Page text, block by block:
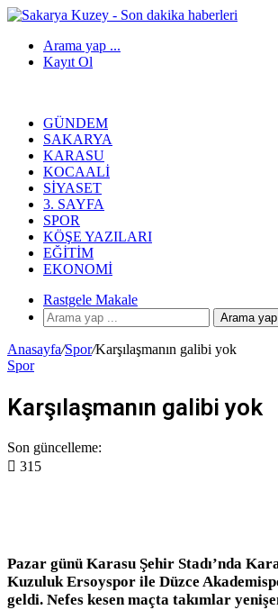
Arama yap ...
Kayıt Ol
GÜNDEM
SAKARYA
KARASU
KOCAALI
SIYASET
3. SAYFA
SPOR
KÖŞE YAZILARI
EĞITIM
EKONOMI
Rastgele Makale
Arama
Anasayfa/Spor/Karşılaşmanın galibi yok
Spor
Karşılaşmanın galibi yok
Son güncelleme:
315
Pazar günü Karasu Şehir Stadı’nda
Kuzuluk Ersoyspor ile Düzce
geldi. Nefes kesen maçta takımlar